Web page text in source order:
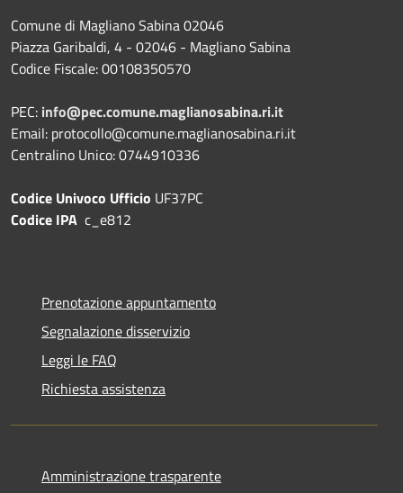
Comune di Magliano Sabina 02046
Piazza Garibaldi, 4 - 02046 - Magliano Sabina
Codice Fiscale: 00108350570
PEC: info@pec.comune.maglianosabina.ri.it
Email: protocollo@comune.maglianosabina.ri.it
Centralino Unico: 0744910336
Codice Univoco Ufficio UF37PC
Codice IPA c_e812
Prenotazione appuntamento
Segnalazione disservizio
Leggi le FAQ
Richiesta assistenza
Amministrazione trasparente